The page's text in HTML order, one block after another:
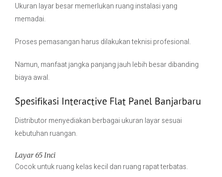
Ukuran layar besar memerlukan ruang instalasi yang
memadai.
Proses pemasangan harus dilakukan teknisi profesional.
Namun, manfaat jangka panjang jauh lebih besar dibanding
biaya awal.
Spesifikasi Interactive Flat Panel Banjarbaru
Distributor menyediakan berbagai ukuran layar sesuai
kebutuhan ruangan.
Layar 65 Inci
Cocok untuk ruang kelas kecil dan ruang rapat terbatas.